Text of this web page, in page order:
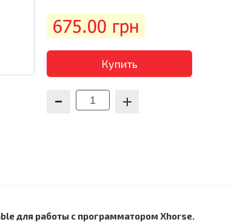
675.00 грн
Купить
для работы c программатором Xhorse.